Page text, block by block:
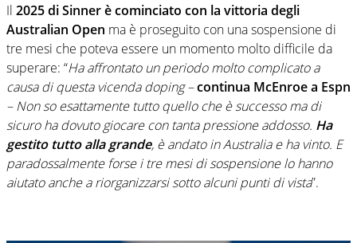
Il 2025 di Sinner è cominciato con la vittoria degli
Australian Open ma è proseguito con una sospensione di
tre mesi che poteva essere un momento molto difficile da
superare: “Ha affrontato un periodo molto complicato a
causa di questa vicenda doping –continua McEnroe a Espn
– Non so esattamente tutto quello che è successo ma di
sicuro ha dovuto giocare con tanta pressione addosso. Ha
gestito tutto alla grande, è andato in Australia e ha vinto. E
paradossalmente forse i tre mesi di sospensione lo hanno
aiutato anche a riorganizzarsi sotto alcuni punti di vista”.